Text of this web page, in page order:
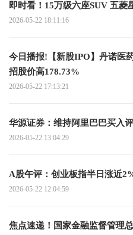
即时看！15万级六座SUV 五菱
2026-05-22 18:11:16
今日播报!【新股IPO】丹诺医
招股价高178.73%
2026-05-22 17:13:21
华源证券：维持阿里巴巴买入
2026-05-22 13:04:29
A股午评：创业板指半日涨近
2026-05-22 12:04:59
焦点速递！国家金融监督管理